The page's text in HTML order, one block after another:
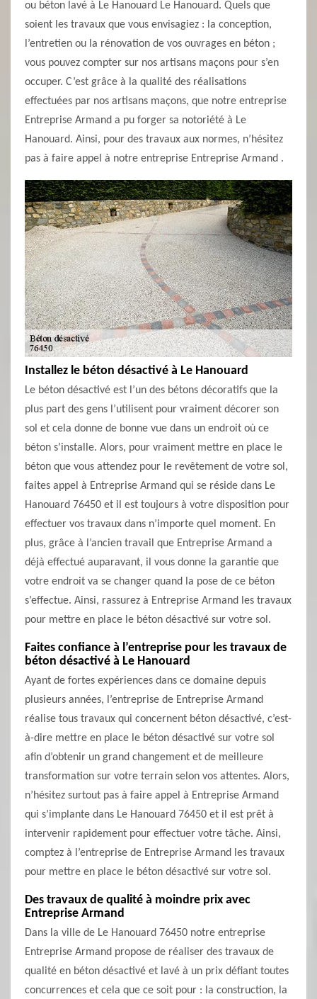
ou béton lavé à Le Hanouard Le Hanouard. Quels que
soient les travaux que vous envisagiez : la conception,
l’entretien ou la rénovation de vos ouvrages en béton ;
vous pouvez compter sur nos artisans maçons pour s’en
occuper. C’est grâce à la qualité des réalisations
effectuées par nos artisans maçons, que notre entreprise
Entreprise Armand a pu forger sa notoriété à Le
Hanouard. Ainsi, pour des travaux aux normes, n’hésitez
pas à faire appel à notre entreprise Entreprise Armand .
Installez le béton désactivé à Le Hanouard
Le béton désactivé est l’un des bétons décoratifs que la
plus part des gens l’utilisent pour vraiment décorer son
sol et cela donne de bonne vue dans un endroit où ce
béton s’installe. Alors, pour vraiment mettre en place le
béton que vous attendez pour le revêtement de votre sol,
faites appel à Entreprise Armand qui se réside dans Le
Hanouard 76450 et il est toujours à votre disposition pour
effectuer vos travaux dans n’importe quel moment. En
plus, grâce à l’ancien travail que Entreprise Armand a
déjà effectué auparavant, il vous donne la garantie que
votre endroit va se changer quand la pose de ce béton
s’effectue. Ainsi, rassurez à Entreprise Armand les travaux
pour mettre en place le béton désactivé sur votre sol.
Faites confiance à l’entreprise pour les travaux de
béton désactivé à Le Hanouard
Ayant de fortes expériences dans ce domaine depuis
plusieurs années, l’entreprise de Entreprise Armand
réalise tous travaux qui concernent béton désactivé, c’est-
à-dire mettre en place le béton désactivé sur votre sol
afin d’obtenir un grand changement et de meilleure
transformation sur votre terrain selon vos attentes. Alors,
n’hésitez surtout pas à faire appel à Entreprise Armand
qui s’implante dans Le Hanouard 76450 et il est prêt à
intervenir rapidement pour effectuer votre tâche. Ainsi,
comptez à l’entreprise de Entreprise Armand les travaux
pour mettre en place le béton désactivé sur votre sol.
Des travaux de qualité à moindre prix avec
Entreprise Armand
Dans la ville de Le Hanouard 76450 notre entreprise
Entreprise Armand propose de réaliser des travaux de
qualité en béton désactivé et lavé à un prix défiant toutes
concurrences et cela que ce soit pour : la construction, la